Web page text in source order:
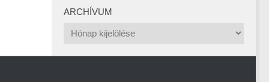
ARCHÍVUM
Archívum